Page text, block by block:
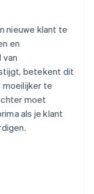
nieuwe klant te
en
van
betekent dit
moeilijker te
moet
als je klant